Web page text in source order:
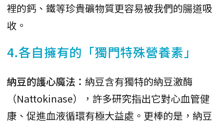
裡的鈣、鐵等珍貴礦物質更容易被我們的腸道吸
收。
4.各自擁有的「獨門特殊營養素」
納豆的護心魔法： 納豆含有獨特的納豆激酶
（Nattokinase），許多研究指出它對心血管健
康、促進血液循環有極大益處。更棒的是，納豆